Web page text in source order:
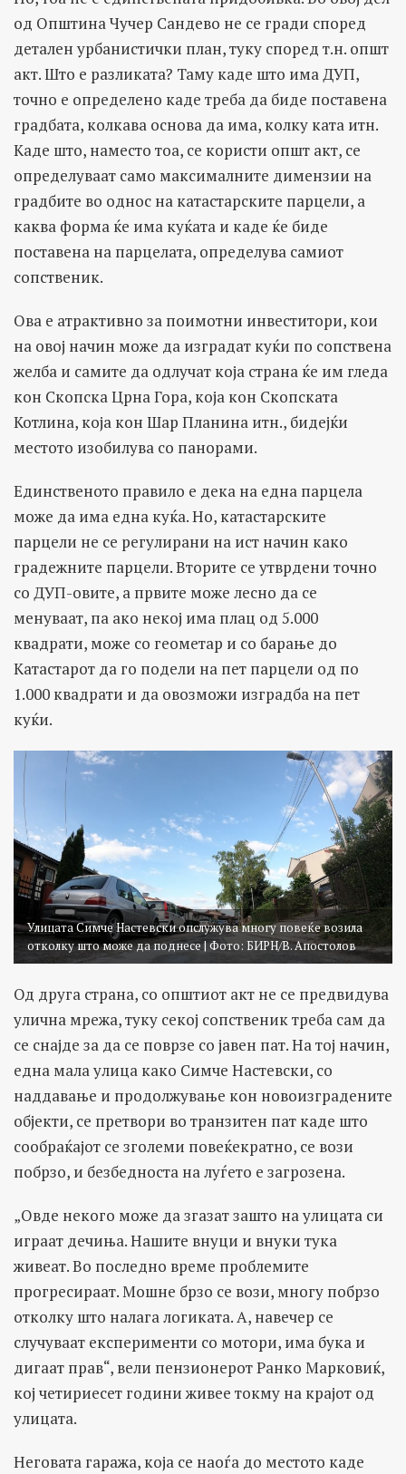
од Општина Чучер Сандево не се гради според
детален урбанистички план, туку според т.н. општ
акт. Што е разликата? Таму каде што има ДУП,
точно е определено каде треба да биде поставена
градбата, колкава основа да има, колку ката итн.
Каде што, наместо тоа, се користи општ акт, се
определуваат само максималните димензии на
градбите во однос на катастарските парцели, а
каква форма ќе има куќата и каде ќе биде
поставена на парцелата, определува самиот
сопственик.
Ова е атрактивно за поимотни инвеститори, кои
на овој начин може да изградат куќи по сопствена
желба и самите да одлучат која страна ќе им гледа
кон Скопска Црна Гора, која кон Скопската
Котлина, која кон Шар Планина итн., бидејќи
местото изобилува со панорами.
Единственото правило е дека на една парцела
може да има една куќа. Но, катастарските
парцели не се регулирани на ист начин како
градежните парцели. Вторите се утврдени точно
со ДУП-овите, а првите може лесно да се
менуваат, па ако некој има плац од 5.000
квадрати, може со геометар и со барање до
Катастарот да го подели на пет парцели од по
1.000 квадрати и да овозможи изградба на пет
куќи.
Улицата Симче Настевски опслужува многу повеќе возила
отколку што може да поднесе | Фото: БИРН/В. Апостолов
Од друга страна, со општиот акт не се предвидува
улична мрежа, туку секој сопственик треба сам да
се снајде за да се поврзе со јавен пат. На тој начин,
една мала улица како Симче Настевски, со
наддавање и продолжување кон новоизградените
објекти, се претвори во транзитен пат каде што
сообраќајот се зголеми повеќекратно, се вози
побрзо, и безбедноста на луѓето е загрозена.
„Овде некого може да згазат зашто на улицата си
играат дечиња. Нашите внуци и внуки тука
живеат. Во последно време проблемите
прогресираат. Мошне брзо се вози, многу побрзо
отколку што налага логиката. А, навечер се
случуваат експерименти со мотори, има бука и
дигаат прав“, вели пензионерот Ранко Марковиќ,
кој четириесет години живее токму на крајот од
улицата.
Неговата гаража, која се наоѓа до местото каде